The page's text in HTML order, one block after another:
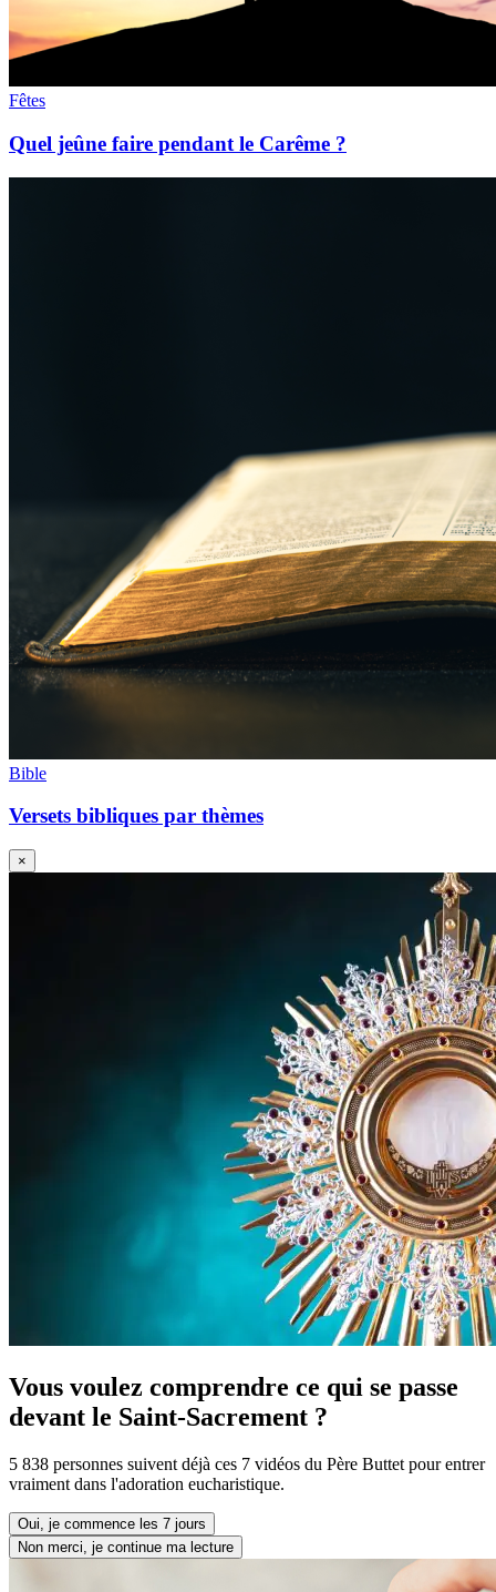
Fêtes
Quel jeûne faire pendant le Carême ?
Bible
Versets bibliques par thèmes
×
Vous voulez comprendre ce qui se passe
devant le Saint-Sacrement ?
5 838 personnes suivent déjà ces 7 vidéos du Père Buttet pour entrer
vraiment dans l'adoration eucharistique.
Oui, je commence les 7 jours
Non merci, je continue ma lecture